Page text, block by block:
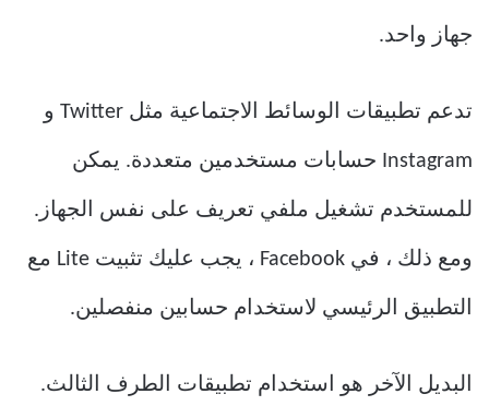
جهاز واحد.
تدعم تطبيقات الوسائط الاجتماعية مثل Twitter و
Instagram حسابات مستخدمين متعددة. يمكن
للمستخدم تشغيل ملفي تعريف على نفس الجهاز.
ومع ذلك ، في Facebook ، يجب عليك تثبيت Lite مع
التطبيق الرئيسي لاستخدام حسابين منفصلين.
البديل الآخر هو استخدام تطبيقات الطرف الثالث.